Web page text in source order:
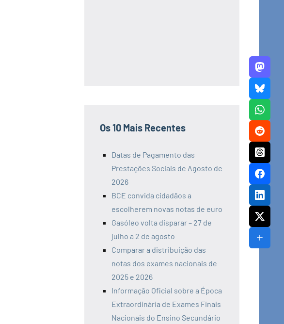
Os 10 Mais Recentes
Datas de Pagamento das
Prestações Sociais de Agosto de
2026
BCE convida cidadãos a
escolherem novas notas de euro
Gasóleo volta disparar – 27 de
julho a 2 de agosto
Comparar a distribuição das
notas dos exames nacionais de
2025 e 2026
Informação Oficial sobre a Época
Extraordinária de Exames Finais
Nacionais do Ensino Secundário